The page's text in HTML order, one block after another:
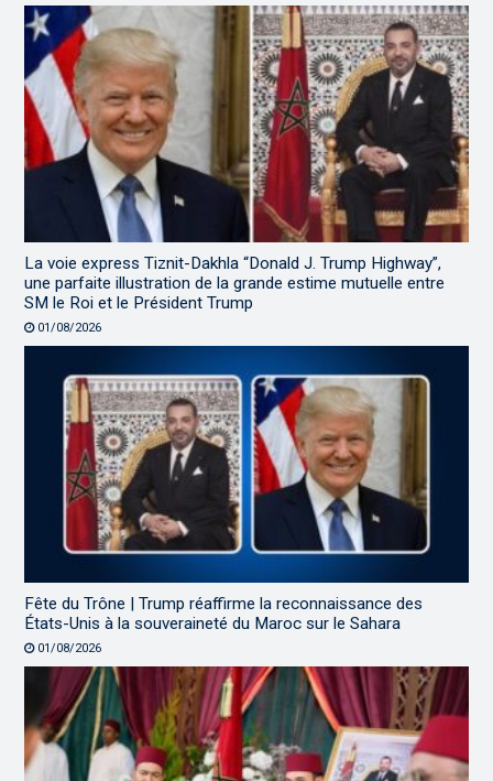
La voie express Tiznit-Dakhla “Donald J. Trump Highway”,
une parfaite illustration de la grande estime mutuelle entre
SM le Roi et le Président Trump
01/08/2026
Fête du Trône | Trump réaffirme la reconnaissance des
États-Unis à la souveraineté du Maroc sur le Sahara
01/08/2026